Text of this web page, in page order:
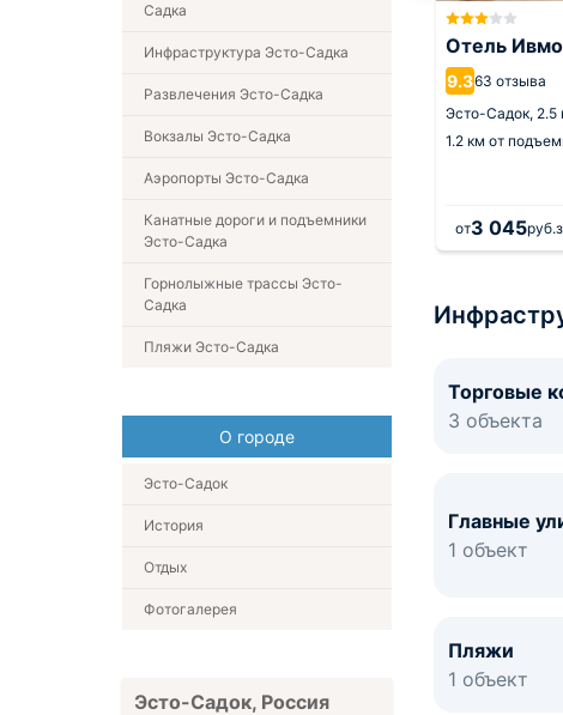
Квартира с двумя
спальнями в центре
курорта
Эсто-Садок,2.4 км от центра
Отель
9.363 отзыва
Эсто-Садок, 2.5
1.2 км от
от3 045руб.
Торговые
3 объекта
Главные
1 объект
Пляжи
1 объект
Садка
Инфраструктура Эсто-Садка
Развлечения Эсто-Садка
Вокзалы Эсто-Садка
Аэропорты Эсто-Садка
Канатные дороги и подъемники
Эсто-Садка
Горнолыжные трассы Эсто-
Садка
Пляжи Эсто-Садка
О городе
Эсто-Садок
История
Отдых
Фотогалерея
Эсто-Садок, Россия